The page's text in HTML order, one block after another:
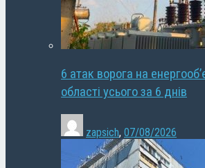
6 атак ворога на
області усього за 6 днів
zapsich, 07/08/2026